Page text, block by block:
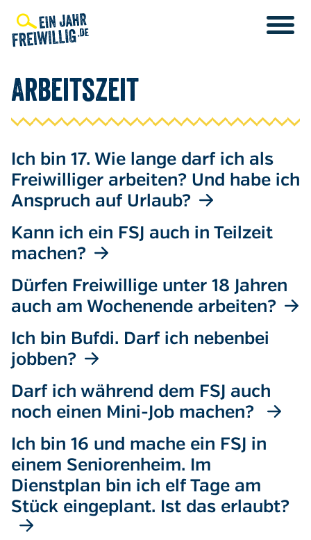
zum
Inhalt
Arbeitszeit
Ich bin 17. Wie lange darf ich als
Freiwilliger arbeiten? Und habe ich
Anspruch auf Urlaub?
Kann ich ein FSJ auch in Teilzeit
machen?
Dürfen Freiwillige unter 18 Jahren
auch am Wochenende arbeiten?
Ich bin Bufdi. Darf ich nebenbei
jobben?
Darf ich während dem FSJ auch
noch einen Mini-Job machen?
Ich bin 16 und mache ein FSJ in
einem Seniorenheim. Im
Dienstplan bin ich elf Tage am
Stück eingeplant. Ist das erlaubt?